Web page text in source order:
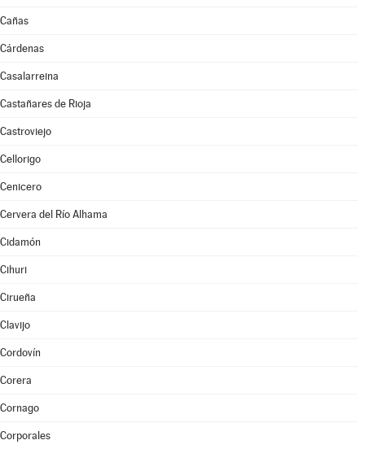
Cañas
Cárdenas
Casalarreina
Castañares de Rioja
Castroviejo
Cellorigo
Cenicero
Cervera del Río Alhama
Cidamón
Cihuri
Cirueña
Clavijo
Cordovín
Corera
Cornago
Corporales